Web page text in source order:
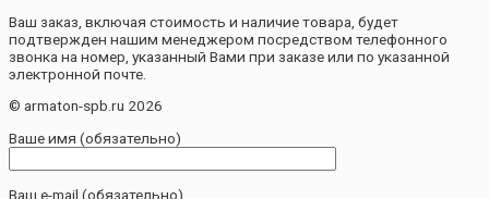
Ваш заказ, включая стоимость и наличие товара, будет
подтвержден нашим менеджером посредством телефонного
звонка на номер, указанный Вами при заказе или по указанной
электронной почте.
© armaton-spb.ru 2026
Ваше имя (обязательно)
Ваш e-mail (обязательно)